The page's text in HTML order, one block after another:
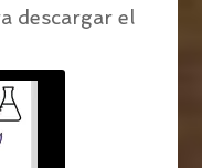
descargar el